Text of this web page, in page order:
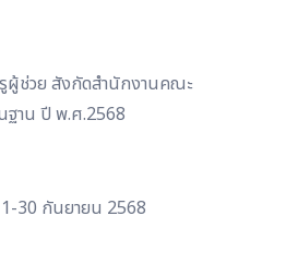
ผู้ช่วย สังกัดสำนักงานคณะ
าน ปี พ.ศ.2568
30 กันยายน 2568